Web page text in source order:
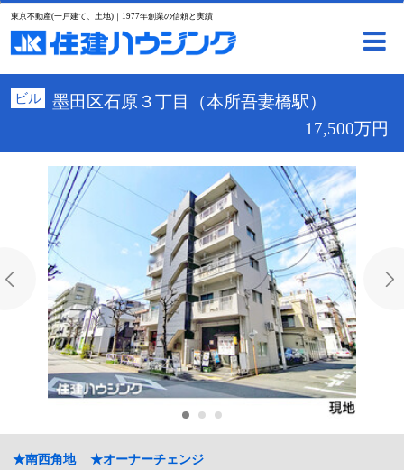
東京不動産(一戸建て、土地)｜1977年創業の信頼と実績
ビル
墨田区石原３丁目（本所吾妻橋駅）
17,500万円
★南西角地 ★オーナーチェンジ